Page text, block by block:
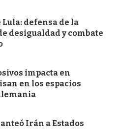
defensa de la
desigualdad y combate
impacta en
en los espacios
Irán a Estados